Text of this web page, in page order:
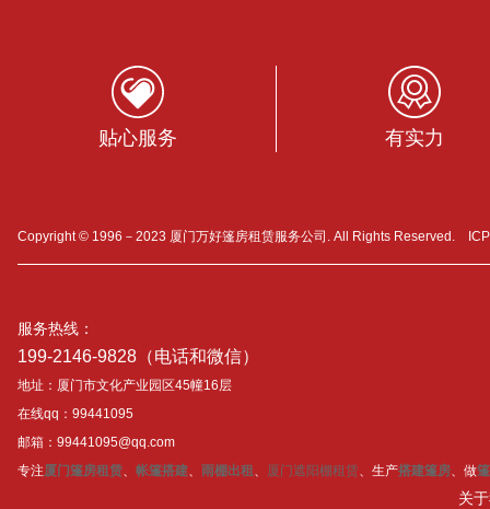
贴心服务 有实力
Copyright © 1996－2023 厦门万好篷房租赁服务公司. All Rights Reserved.
服务热线：
199-2146-9828（电话和微信）
地址：厦门市文化产业园区45幢16层
在线qq：99441095
邮箱：99441095@qq.com
专注厦门篷房租赁、 帐篷搭建、 雨棚出租 、 厦门遮阳棚租赁、生产搭建篷房、做
关